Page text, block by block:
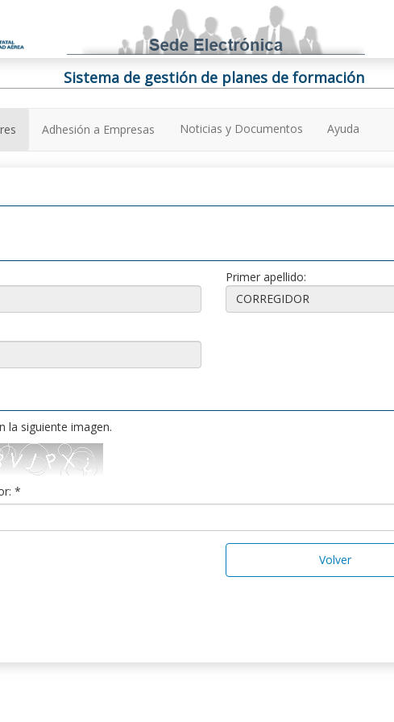
Sistema de gestión de planes de formación
Adhesión a Empresas Noticias y Documentos Ayuda
Primer apellido:
la siguiente imagen.
*
Volver